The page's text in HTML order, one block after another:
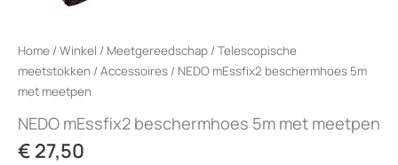
Home /Winkel / Meetgereedschap /Telescopische
meetstokken /Accessoires / NEDO mEssfix2 beschermhoes 5m
met meetpen
NEDO mEssfix2 beschermhoes 5m met meetpen
€ 27,50